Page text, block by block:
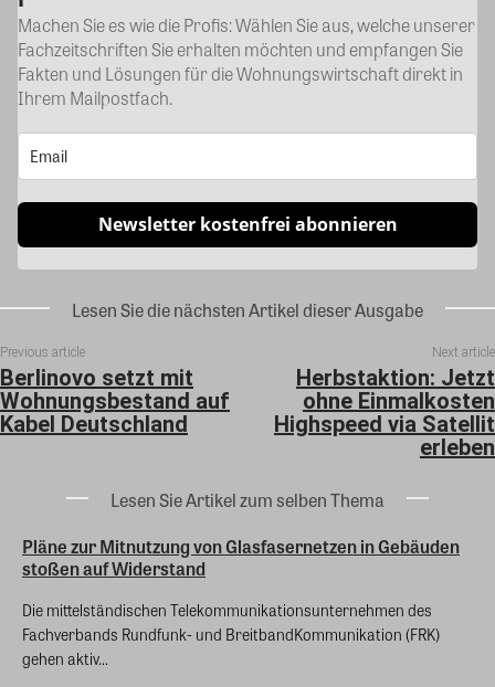
Machen Sie es wie die Profis: Wählen Sie aus, welche unserer
Fachzeitschriften Sie erhalten möchten und empfangen Sie
Fakten und Lösungen für die Wohnungswirtschaft direkt in
Ihrem Mailpostfach.
Newsletter kostenfrei abonnieren
Lesen Sie die nächsten Artikel dieser Ausgabe
Previous article
Berlinovo setzt mit
Wohnungsbestand auf
Kabel Deutschland
Next article
Herbstaktion: Jetzt
ohne Einmalkosten
Highspeed via Satellit
erleben
Lesen Sie Artikel zum selben Thema
Pläne zur Mitnutzung von Glasfasernetzen in Gebäuden
stoßen auf Widerstand
Die mittelständischen Telekommunikationsunternehmen des
Fachverbands Rundfunk- und BreitbandKommunikation (FRK)
gehen aktiv...